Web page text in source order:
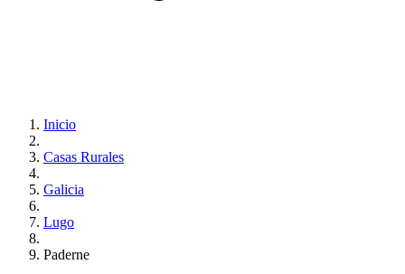
Inicio
Casas Rurales
Galicia
Lugo
Paderne